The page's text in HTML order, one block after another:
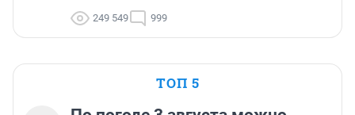
249 549 999
ТОП 5